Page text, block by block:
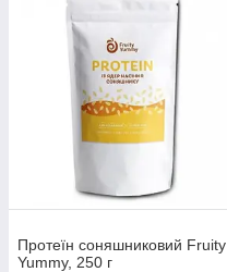
Протеїн соняшниковий Fruity
Yummy, 250 г